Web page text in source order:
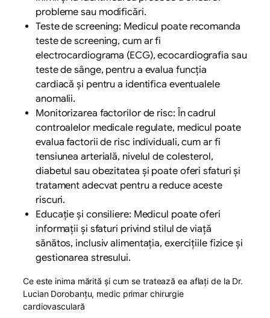
probleme sau modificări.
Teste de screening: Medicul poate recomanda
teste de screening, cum ar fi
electrocardiograma (ECG), ecocardiografia sau
teste de sânge, pentru a evalua funcția
cardiacă și pentru a identifica eventualele
anomalii.
Monitorizarea factorilor de risc: În cadrul
controalelor medicale regulate, medicul poate
evalua factorii de risc individuali, cum ar fi
tensiunea arterială, nivelul de colesterol,
diabetul sau obezitatea și poate oferi sfaturi și
tratament adecvat pentru a reduce aceste
riscuri.
Educație și consiliere: Medicul poate oferi
informații și sfaturi privind stilul de viață
sănătos, inclusiv alimentația, exercițiile fizice și
gestionarea stresului.
Ce este inima mărită și cum se tratează ea aflați de la Dr.
Lucian Dorobanțu, medic primar chirurgie
cardiovasculară